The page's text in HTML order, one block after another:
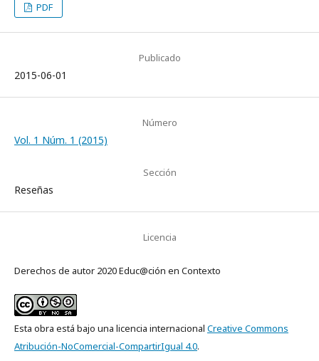
PDF
Publicado
2015-06-01
Número
Vol. 1 Núm. 1 (2015)
Sección
Reseñas
Licencia
Derechos de autor 2020 Educ@ción en Contexto
Esta obra está bajo una licencia internacional Creative Commons
Atribución-NoComercial-CompartirIgual 4.0.